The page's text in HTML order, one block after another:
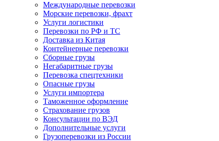
Международные перевозки
Морские перевозки, фрахт
Услуги логистики
Перевозки по РФ и ТС
Доставка из Китая
Контейнерные перевозки
Сборные грузы
Негабаритные грузы
Перевозка спецтехники
Опасные грузы
Услуги импортера
Таможенное оформление
Страхование грузов
Консультации по ВЭД
Дополнительные услуги
Грузоперевозки из России